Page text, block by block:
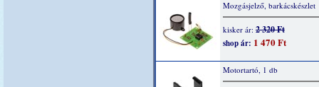
Mozgásjelző, barkácskészlet
kisker ár: 2 320 Ft
shop ár: 1 470 Ft
Motortartó, 1 db